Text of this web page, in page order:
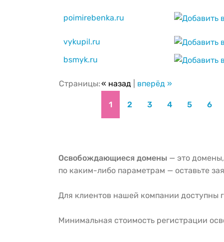
poimirebenka.ru
vykupil.ru
bsmyk.ru
Страницы:« назад вперёд »
1 2 3 4 5 6
Освобождающиеся домены — это
по каким-либо параметрам — оставьте
Для клиентов нашей компании доступны
Минимальная стоимость регистрации